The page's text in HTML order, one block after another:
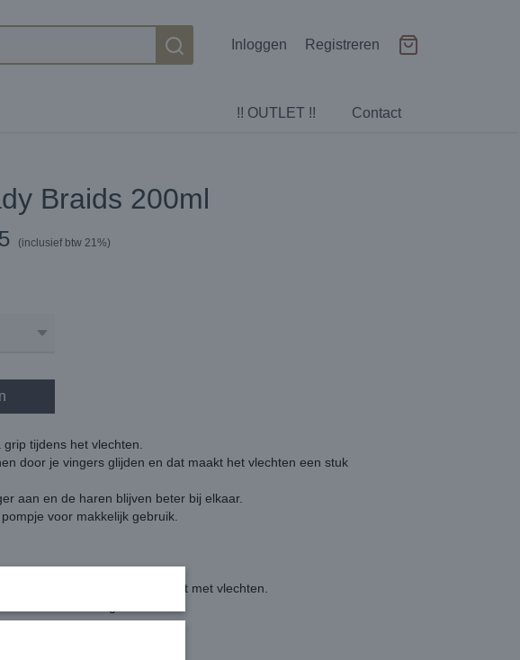
Inloggen Registreren
Contact
!! OUTLET !!
Braids 200ml
(inclusief btw 21%)
tijdens het vlechten.
door je vingers glijden en dat maakt het vlechten een stuk
aan en de haren blijven beter bij elkaar.
voor makkelijk gebruik.
over de manen voordat je begint met vlechten.